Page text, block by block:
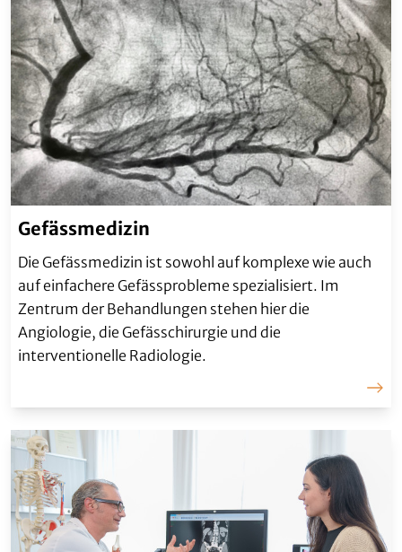
Gefässmedizin
Die Gefässmedizin ist sowohl auf komplexe wie auch
auf einfachere Gefässprobleme spezialisiert. Im
Zentrum der Behandlungen stehen hier die
Angiologie, die Gefässchirurgie und die
interventionelle Radiologie.